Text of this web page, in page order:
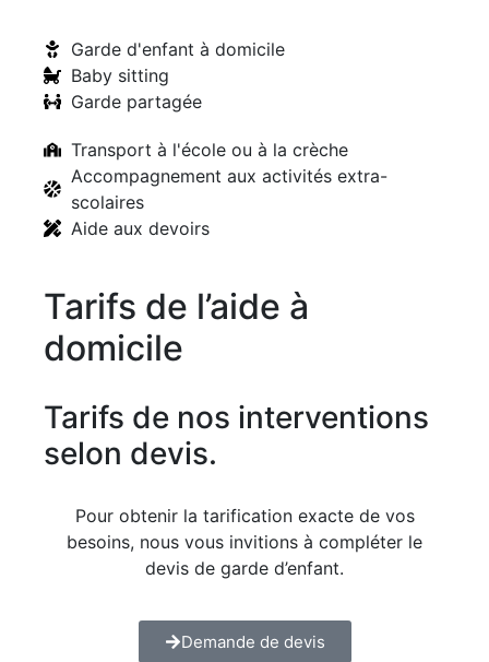
Garde d'enfant à domicile
Baby sitting
Garde partagée
Transport à l'école ou à la crèche
Accompagnement aux activités extra-
scolaires
Aide aux devoirs
Tarifs de l’aide à
domicile
Tarifs de nos interventions
selon devis.
Pour obtenir la tarification exacte de vos
besoins, nous vous invitions à compléter le
devis de garde d’enfant.
Demande de devis